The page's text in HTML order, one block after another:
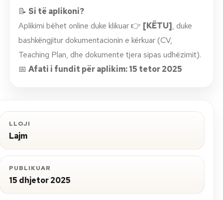
📝 Si të aplikoni?
Aplikimi bëhet online duke klikuar 👉 [KËTU], duke
bashkëngjitur dokumentacionin e kërkuar (CV,
Teaching Plan, dhe dokumente tjera sipas udhëzimit).
📅 Afati i fundit për aplikim: 15 tetor 2025
LLOJI
Lajm
PUBLIKUAR
15 dhjetor 2025